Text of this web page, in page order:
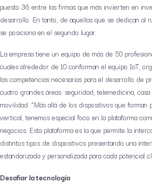
puesto 36 entre las firmas que más invierten en
desarrollo. En tanto, de aquellas que se dedican al
se posiciona en el segundo lugar.
La empresa tiene un equipo de más de 50
cuales alrededor de 10 conforman el equipo IoT,
las competencias necesarias para el desarrollo de
cuatro grandes áreas: seguridad, telemedicina,
movilidad. “Más allá de los dispositivos que forman
vertical, tenemos especial foco en la plataforma
negocios. Esta plataforma es la que permite la
distintos tipos de dispositivos presentando una
estandarizada y personalizada para cada potencial
Desafiar la tecnología